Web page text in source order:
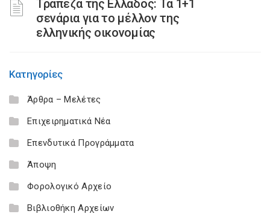
Τράπεζα της Ελλάδος: Τα 1+1
σενάρια για το μέλλον της
ελληνικής οικονομίας
Κατηγορίες
Άρθρα – Μελέτες
Επιχειρηματικά Νέα
Επενδυτικά Προγράμματα
Άποψη
Φορολογικό Αρχείο
Βιβλιοθήκη Αρχείων